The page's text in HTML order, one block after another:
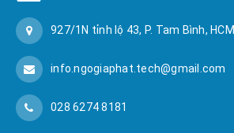
927/1N tỉnh lộ 43, P. Tam Bình, HCM
info.ngogiaphat.tech@gmail.com
028 6274 8181